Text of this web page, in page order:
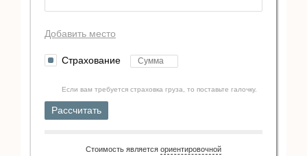
Добавить место
Страхование
Если вам требуется страховка груза, то поставьте галочку.
Рассчитать
Стоимость является ориентировочной